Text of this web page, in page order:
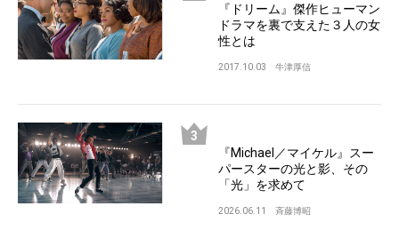
『ドリーム』傑作ヒューマン
ドラマを裏で支えた３人の女
性とは
2017.10.03 牛津厚信
『Michael／マイケル』スー
パースターの光と影、その
「光」を求めて
2026.06.11 斉藤博昭